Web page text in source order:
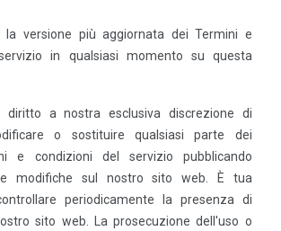
la versione più aggiornata dei Termini e
in qualsiasi momento su questa
diritto a nostra esclusiva discrezione di
o sostituire qualsiasi parte dei
e condizioni del servizio pubblicando
e modifiche sul nostro sito web. È tua
periodicamente la presenza di
sito web. La prosecuzione dell'uso o